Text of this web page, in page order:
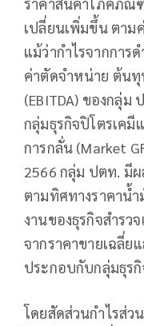
เปลี่ยนเพิ่มขึ้น ตาม
แม้ว่ากำไรจากการ
ค่าตัดจำหน่าย ต้นทุ
(EBITDA) ของกลุ่ม
กลุ่มธุรกิจปิโตรเคมี
การกลั่น (Market
2566 กลุ่ม ปตท. มี
ตามทิศทางราคาน้
งานของธุรกิจสำรว
จากราคาขายเฉลี่ย
ประกอบกับกลุ่มธุร
โดยสัดส่วนกำไรส่